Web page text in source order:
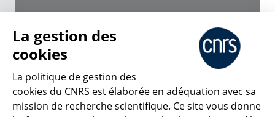
CNRS Le Mag
La gestion des
cookies
La politique de gestion des
cookies du CNRS est élaborée en adéquation avec sa
mission de recherche scientifique. Ce site vous donne